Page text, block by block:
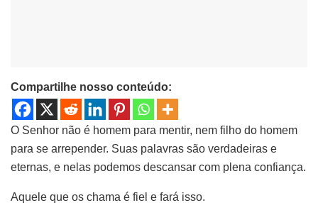
Compartilhe nosso conteúdo:
O Senhor não é homem para mentir, nem filho do homem
para se arrepender. Suas palavras são verdadeiras e
eternas, e nelas podemos descansar com plena confiança.
Aquele que os chama é fiel e fará isso.